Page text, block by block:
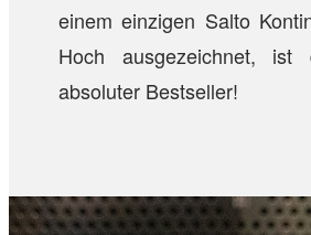
einem einzigen Salto
Hoch ausgezeichnet,
absoluter Bestseller!